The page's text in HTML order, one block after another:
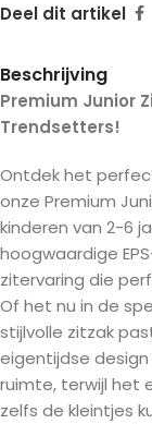
Deel dit artikel
Beschrijving
Premium Junior
Trendsetters!
Ontdek het
onze Premium
kinderen van 2-6
hoogwaardige
zitervaring die
Of het nu in de
stijlvolle zitzak
eigentijdse
ruimte, terwijl het
zelfs de kleintjes